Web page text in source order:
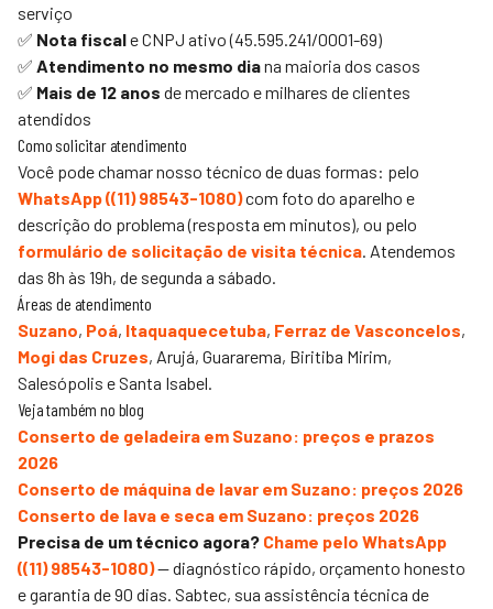
serviço
✅ Nota fiscale CNPJ ativo (45.595.241/0001-69)
✅ Atendimento no mesmo diana maioria dos casos
✅ Mais de 12 anos de mercado e milhares de clientes
atendidos
Como solicitar atendimento
Você pode chamar nosso técnico de duas formas: pelo
WhatsApp ((11) 98543-1080)com foto do aparelho e
descrição do problema (resposta em minutos), ou pelo
formulário de solicitação de visita técnica. Atendemos
das 8h às 19h, de segunda a sábado.
Áreas de atendimento
Suzano, Poá, Itaquaquecetuba, Ferraz de Vasconcelos,
Mogi das Cruzes, Arujá, Guararema, Biritiba Mirim,
Salesópolis e Santa Isabel.
Veja também no blog
Conserto de geladeira em Suzano: preços e prazos
2026
Conserto de máquina de lavar em Suzano: preços 2026
Conserto de lava e seca em Suzano: preços 2026
Precisa de um técnico agora? Chame pelo WhatsApp
((11) 98543-1080)— diagnóstico rápido, orçamento honesto
e garantia de 90 dias. Sabtec, sua assistência técnica de